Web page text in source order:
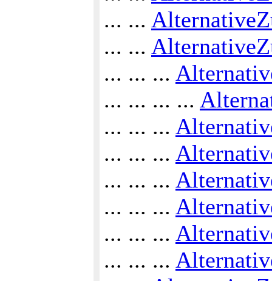
... ...
... ...
... ... ...
... ... ... ...
... ... ...
... ... ...
... ... ...
... ... ...
... ... ...
... ... ...